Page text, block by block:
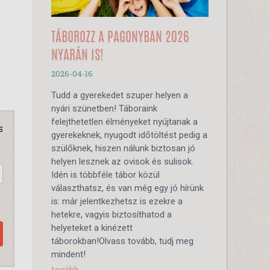
TÁBOROZZ A PAGONYBAN 2026
NYARÁN IS!
2026-04-16
Tudd a gyerekedet szuper helyen a
nyári szünetben! Táboraink
felejthetetlen élményeket nyújtanak a
gyerekeknek, nyugodt időtöltést pedig a
szülőknek, hiszen nálunk biztosan jó
helyen lesznek az ovisok és sulisok.
Idén is többféle tábor közül
választhatsz, és van még egy jó hírünk
is: már jelentkezhetsz is ezekre a
hetekre, vagyis biztosíthatod a
helyeteket a kinézett
táborokban!Olvass tovább, tudj meg
mindent!